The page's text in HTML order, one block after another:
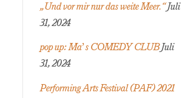
„Und vor mir nur das weite Meer.“ Juli
31, 2024
pop up: Ma’s COMEDY CLUB Juli
31, 2024
Performing Arts Festival (PAF) 2021